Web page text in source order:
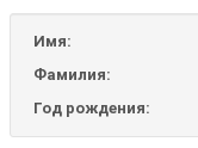
Имя:
Фамилия:
Год рождения: